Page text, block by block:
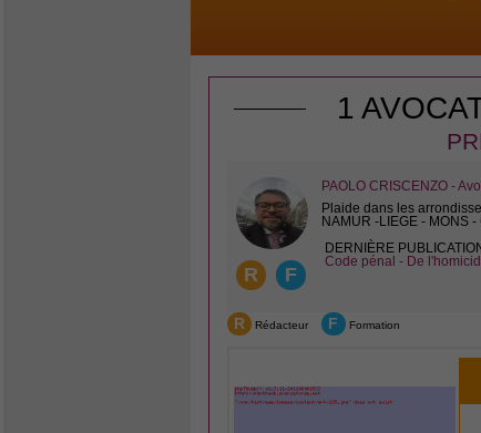
1
R F
PAOLO CRISCENZO -
Plaide dans les
NAMUR -LIEGE - MONS -
DERNIÈRE
Code pénal - De
R Rédacteur F Formation